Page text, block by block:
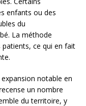
enfants ou des
du
La méthode
patients, ce qui en fait
expansion notable en
un nombre
du territoire, y